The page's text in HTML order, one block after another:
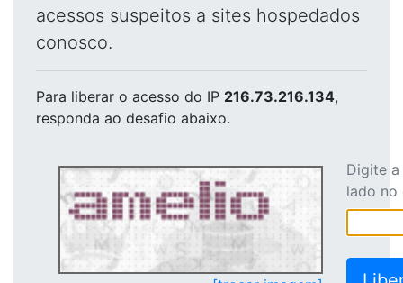
acessos suspeitos a sites hospedados
conosco.
Para liberar o acesso do IP 216.73.216.134,
responda ao desafio abaixo.
Digite
lado no